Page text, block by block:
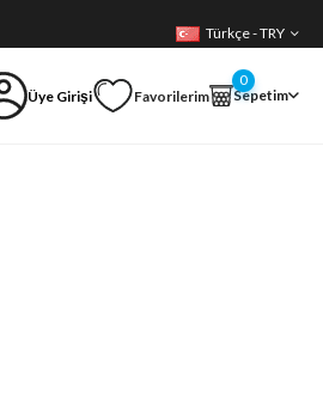
Türkçe - TRY
Üye Girişi Favorilerim Sepetim
0